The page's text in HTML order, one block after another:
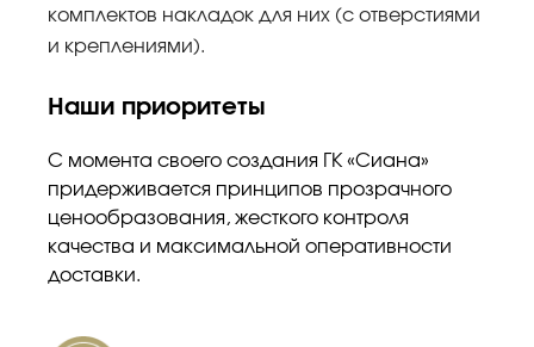
комплектов накладок для них (с отверстиями
и креплениями).
Наши приоритеты
С момента своего создания ГК «Сиана»
придерживается принципов прозрачного
ценообразования, жесткого контроля
качества и максимальной оперативности
доставки.